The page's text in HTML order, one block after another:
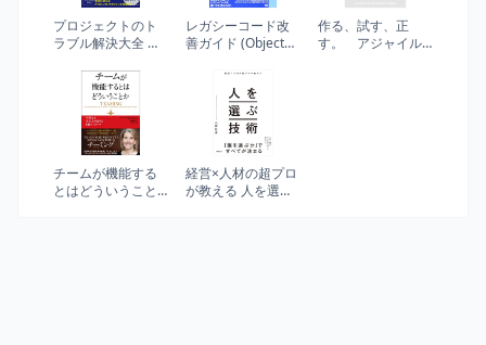
プロジェクトのト
ラブル解決大全 小
上まで使える「プ
ロの火消し術86」
レガシーコード改
善ガイド (Object
SELECTION)
作る、試す、正
す。 アジャイル
チームが機能する
とはどういうこと
経営×人材の超プロ
が教える 人を選ぶ